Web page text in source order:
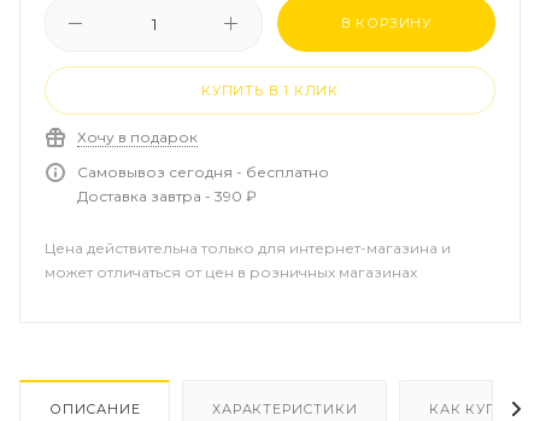
В КОРЗИНУ
КУПИТЬ В 1 КЛИК
Хочу в подарок
Самовывоз сегодня - бесплатно
Доставка завтра - 390 ₽
Цена действительна только для интернет-магазина и
может отличаться от цен в розничных магазинах
ОПИСАНИЕ ХАРАКТЕРИСТИКИ КАК КУПИТЬ